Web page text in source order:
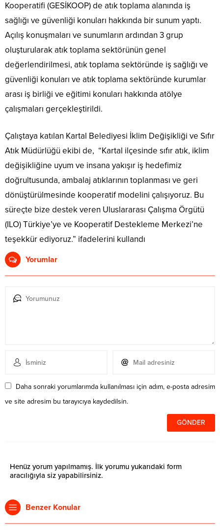
Kooperatifi (GESİKOOP) de atık toplama alanında iş
sağlığı ve güvenliği konuları hakkında bir sunum yaptı.
Açılış konuşmaları ve sunumların ardından 3 grup
oluşturularak atık toplama sektörünün genel
değerlendirilmesi, atık toplama sektöründe iş sağlığı ve
güvenliği konuları ve atık toplama sektöründe kurumlar
arası iş birliği ve eğitimi konuları hakkında atölye
çalışmaları gerçekleştirildi.
Çalıştaya katılan Kartal Belediyesi İklim Değişikliği ve Sıfır
Atık Müdürlüğü ekibi de, “Kartal ilçesinde sıfır atık, iklim
değişikliğine uyum ve insana yakışır iş hedefimiz
doğrultusunda, ambalaj atıklarının toplanması ve geri
dönüştürülmesinde kooperatif modelini çalışıyoruz. Bu
süreçte bize destek veren Uluslararası Çalışma Örgütü
(ILO) Türkiye’ye ve Kooperatif Destekleme Merkezi’ne
teşekkür ediyoruz.” ifadelerini kullandı
Yorumlar
Daha sonraki yorumlarımda kullanılması için adım, e-posta adresim
ve site adresim bu tarayıcıya kaydedilsin.
Henüz yorum yapılmamış. İlk yorumu yukarıdaki form
aracılığıyla siz yapabilirsiniz.
Benzer Konular